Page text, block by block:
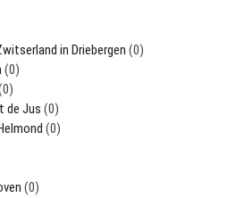
in Driebergen (0)
(0)
de Jus (0)
(0)
(0)